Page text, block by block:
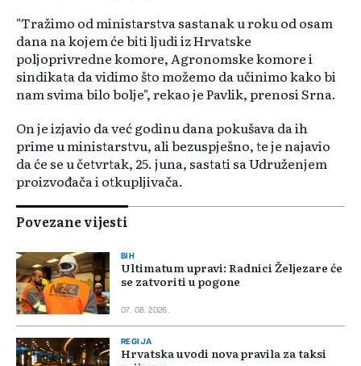
"Tražimo od ministarstva sastanak u roku od osam
dana na kojem će biti ljudi iz Hrvatske
poljoprivredne komore, Agronomske komore i
sindikata da vidimo što možemo da učinimo kako bi
nam svima bilo bolje", rekao je Pavlik, prenosi Srna.
On je izjavio da već godinu dana pokušava da ih
prime u ministarstvu, ali bezuspješno, te je najavio
da će se u četvrtak, 25. juna, sastati sa Udruženjem
proizvođača i otkupljivača.
Povezane vijesti
BIH
Ultimatum upravi: Radnici Željezare će
se zatvoriti u pogone
07. 08. 2026.
REGIJA
Hrvatska uvodi nova pravila za taksi